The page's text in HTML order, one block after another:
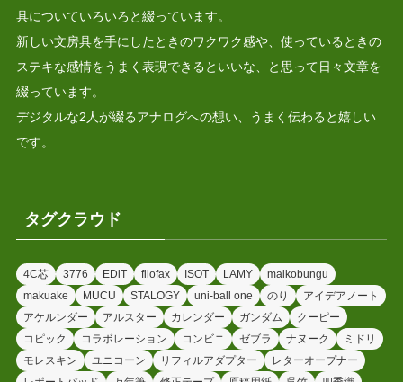
具についていろいろと綴っています。
新しい文房具を手にしたときのワクワク感や、使っているときの
ステキな感情をうまく表現できるといいな、と思って日々文章を
綴っています。
デジタルな2人が綴るアナログへの想い、うまく伝わると嬉しい
です。
タグクラウド
4C芯 3776 EDiT filofax ISOT LAMY
maikobungu
makuake
MUCU STALOGY uni-ball one のり
アイデアノート
アケルンダー
アルスター カレンダー ガンダム
クーピー
コピック
コラボレーション コンビニ ゼブラ ナヌーク
ミドリ
モレスキン
ユニコーン リフィルアダプター
レターオープナー